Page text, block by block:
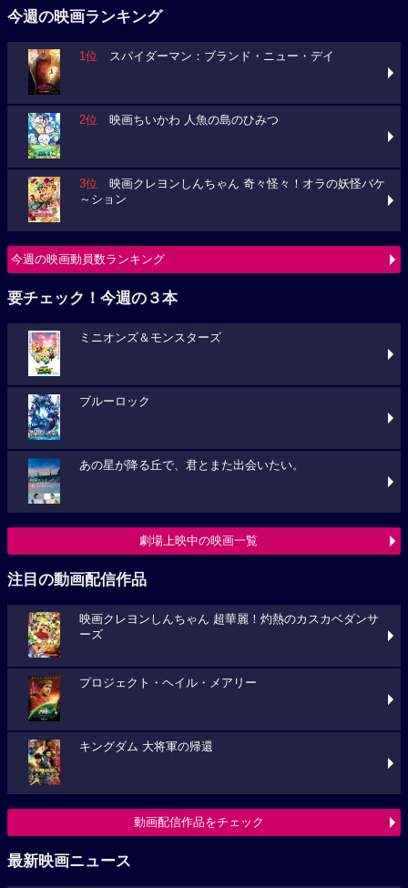
今週の映画ランキング
1位 スパイダーマン：ブランド・ニュー・デイ
2位 映画ちいかわ 人魚の島のひみつ
3位 映画クレヨンしんちゃん 奇々怪々！オラの妖怪バケ
～ション
今週の映画動員数ランキング
要チェック！今週の３本
ミニオンズ＆モンスターズ
ブルーロック
あの星が降る丘で、君とまた出会いたい。
劇場上映中の映画一覧
注目の動画配信作品
映画クレヨンしんちゃん 超華麗！灼熱のカスカベダンサ
ーズ
プロジェクト・ヘイル・メアリー
キングダム 大将軍の帰還
動画配信作品をチェック
最新映画ニュース